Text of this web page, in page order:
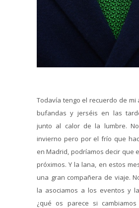
Todavía tengo el recuerdo de mi
bufandas y jerséis en las
junto al calor de la lumbre.
invierno pero por el frío que
en Madrid, podríamos decir que
próximos. Y la lana, en estos
una gran compañera de viaje.
la asociamos a los eventos y
¿qué os parece si